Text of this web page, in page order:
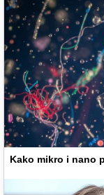
Kako mikro i nano